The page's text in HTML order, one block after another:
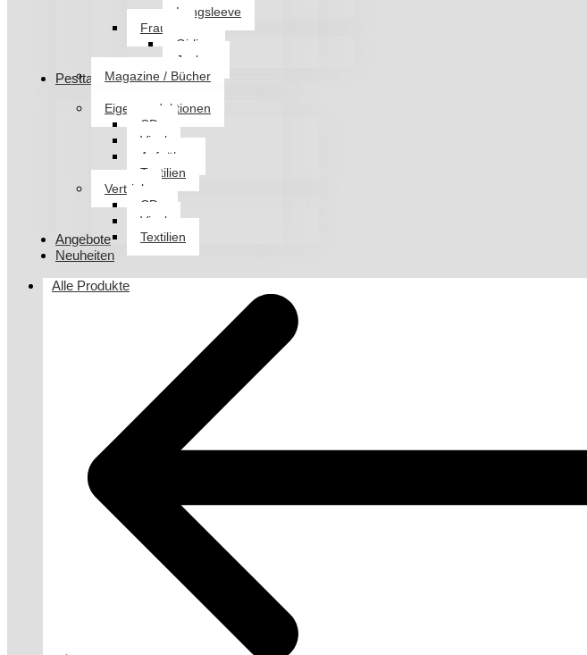
Longsleeve
Frauen
Girlies
Jacken
Magazine / Bücher
Pesttanz Klangschmiede
Eigenproduktionen
CDs
Vinyl
Aufnäher
Textilien
Vertrieb
CDs
Vinyl
Textilien
Angebote
Neuheiten
Alle Produkte